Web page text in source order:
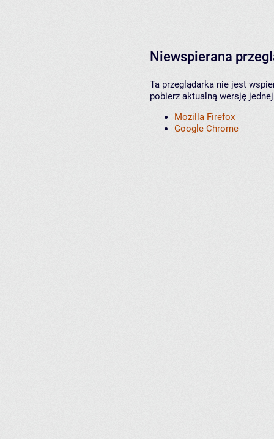
Niewspierana
Ta przeglądarka nie jest
pobierz aktualną wersję
Mozilla Firefox
Google Chrome